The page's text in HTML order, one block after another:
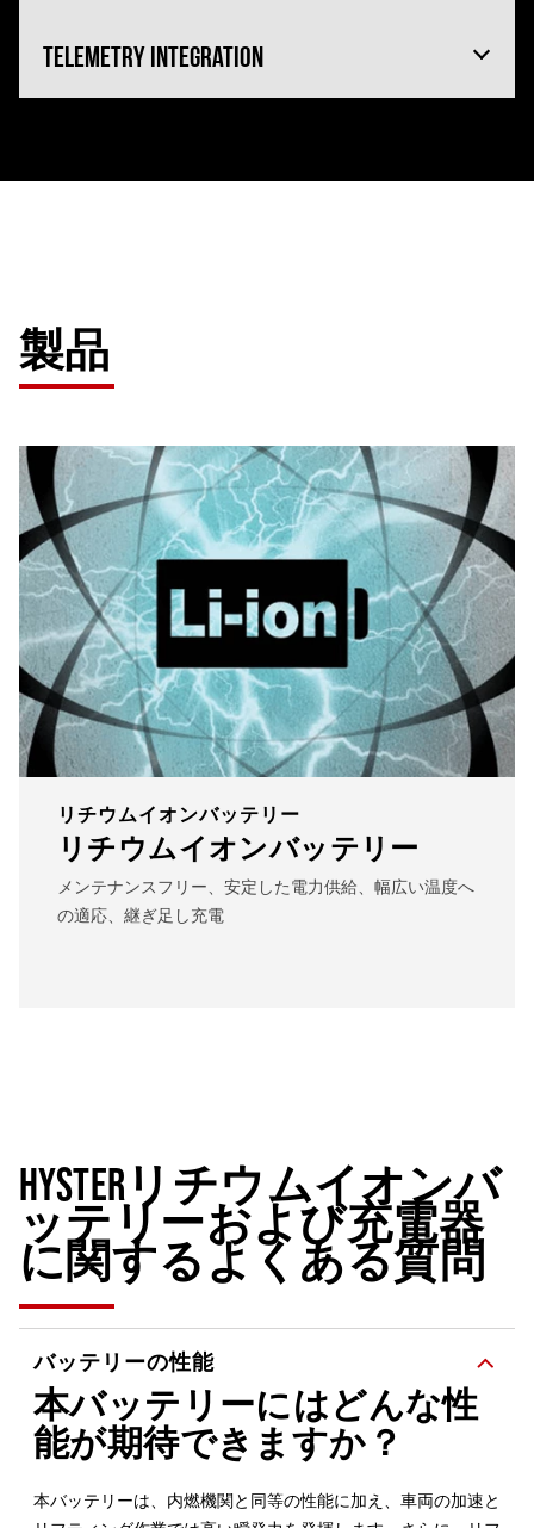
Telemetry integration
製品
リチウムイオンバッテリー
リチウムイオンバッテリー
メンテナンスフリー、安定した電力供給、幅広い温度へ
の適応、継ぎ足し充電
HYSTERリチウムイオンバ
ッテリーおよび充電器
に関するよくある質問
バッテリーの性能
本バッテリーにはどんな性
能が期待できますか？
本バッテリーは、内燃機関と同等の性能に加え、車両の加速と